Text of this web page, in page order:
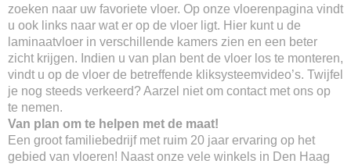
zoeken naar uw favoriete vloer. Op onze vloerenpagina vindt
u ook links naar wat er op de vloer ligt. Hier kunt u de
laminaatvloer in verschillende kamers zien en een beter
zicht krijgen. Indien u van plan bent de vloer los te monteren,
vindt u op de vloer de betreffende kliksysteemvideo’s. Twijfel
je nog steeds verkeerd? Aarzel niet om contact met ons op
te nemen.
Van plan om te helpen met de maat!
Een groot familiebedrijf met ruim 20 jaar ervaring op het
gebied van vloeren! Naast onze vele winkels in Den Haag